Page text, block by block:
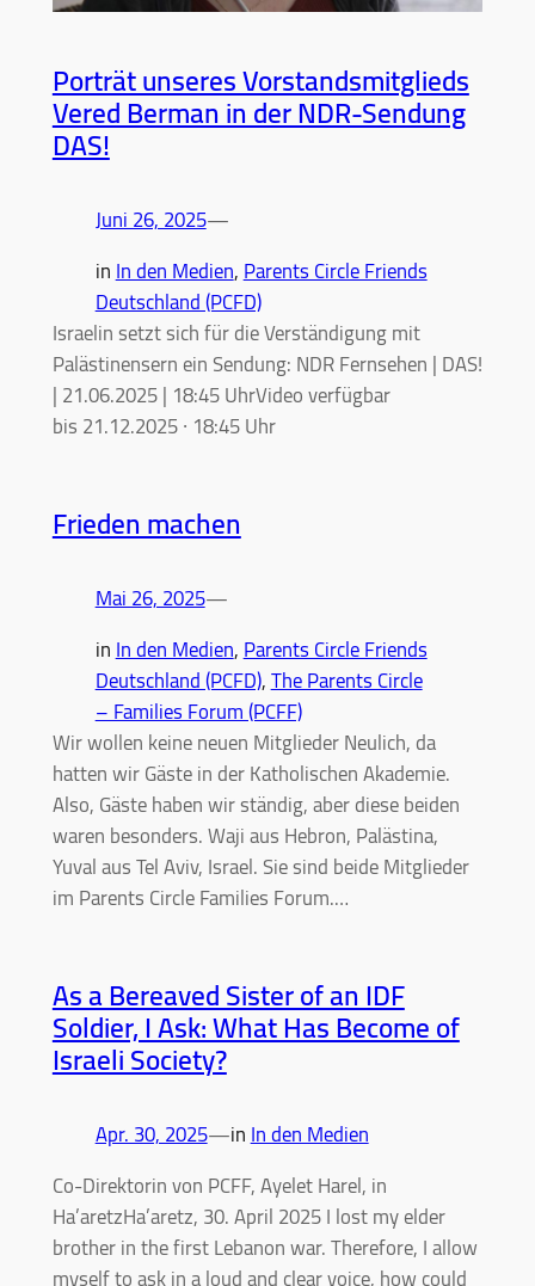
Porträt unseres Vorstandsmitglieds
Vered Berman in der NDR-Sendung
DAS!
Juni 26, 2025—
inIn den Medien, Parents Circle Friends
Deutschland (PCFD)
Israelin setzt sich für die Verständigung mit
Palästinensern ein Sendung: NDR Fernsehen | DAS!
| 21.06.2025 | 18:45 UhrVideo verfügbar
bis 21.12.2025 ∙ 18:45 Uhr
Frieden machen
Mai 26, 2025—
inIn den Medien, Parents Circle Friends
Deutschland (PCFD), The Parents Circle
– Families Forum (PCFF)
Wir wollen keine neuen Mitglieder Neulich, da
hatten wir Gäste in der Katholischen Akademie.
Also, Gäste haben wir ständig, aber diese beiden
waren besonders. Waji aus Hebron, Palästina,
Yuval aus Tel Aviv, Israel. Sie sind beide Mitglieder
im Parents Circle Families Forum.…
As a Bereaved Sister of an IDF
Soldier, I Ask: What Has Become of
Israeli Society?
Apr. 30, 2025—inIn den Medien
Co-Direktorin von PCFF, Ayelet Harel, in
Ha’aretzHa’aretz, 30. April 2025 I lost my elder
brother in the first Lebanon war. Therefore, I allow